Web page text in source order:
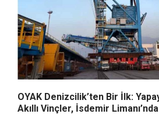
OYAK Denizcilik’ten Bir İlk:
Akıllı Vinçler, İsdemir Limanı’nda